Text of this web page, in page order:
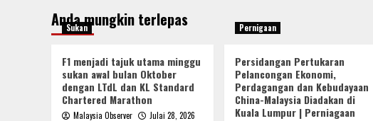
Anda mungkin terlepas
Sukan
F1 menjadi tajuk utama minggu
sukan awal bulan Oktober
dengan LTdL dan KL Standard
Chartered Marathon
Malaysia Observer Julai 28, 2026
Pernigaan
Persidangan Pertukaran
Pelancongan Ekonomi,
Perdagangan dan Kebudayaan
China-Malaysia Diadakan di
Kuala Lumpur | Perniagaan